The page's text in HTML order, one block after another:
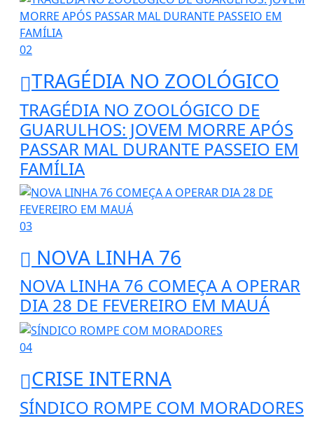
02
TRAGÉDIA NO ZOOLÓGICO
TRAGÉDIA NO ZOOLÓGICO DE
GUARULHOS: JOVEM MORRE APÓS
PASSAR MAL DURANTE PASSEIO EM
FAMÍLIA
03
NOVA LINHA 76
NOVA LINHA 76 COMEÇA A OPERAR
DIA 28 DE FEVEREIRO EM MAUÁ
04
CRISE INTERNA
SÍNDICO ROMPE COM MORADORES